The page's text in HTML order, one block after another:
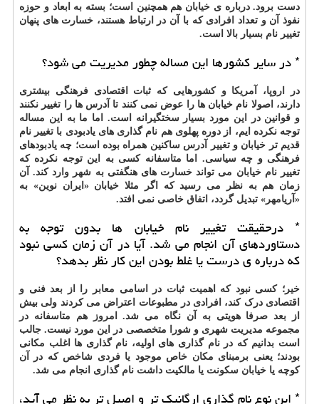
دست برود. درباره ی خیابان هم همچنین است؛ بسته به ابعاد و حوزه
نفوذ آن و تعداد افرادی که با آن در ارتباط هستند، خسارت های پنهان
تغییر نام بسیار بالا است.
* در سایر کشورها این مساله چطور مدیریت می شود؟
در اروپا، آمریکا و کشورهایی که ثبات اقتصادی فرهنگی بیشتری
دارند، اصولا نام خیابان ها را عوض نمی کنند تا آدرس ها را تغییر نکنند
و قوانین در این مورد بسیار سختگیرانه است. اما ما به این مساله
توجه نکرده ایم، از دوره پهلوی هم نام گذاری های یادبودی با تغییر نام
قدیم تر خیابان و تغییر آدرس ساکنین همراه بوده است؛ چه یادبودهای
فرهنگی و چه سیاسی. اما متاسفانه کسی به این توجه نکرده که
تغییر نام خیابان می تواند خسارت های هنگفتی به شهر وارد کند. آن
زمان هم به نظر می رسید که اگر مثلا خیابان «ایران نوین» به
«آریامهر» تبدیل گردد، اتفاق خاصی نمی افتد.
* درحقیقت تغییر نام خیابان ها بدون توجه به
دستاوردهای آن انجام می شد. آیا در آن زمان کسی نبود
که درباره ی درست یا غلط بودن این کار نظر بدهد؟
خیر؛ کسی نبود که اهمیت ثبات در اسامی معابر را از بعد فنی و
اقتصادی درک کند، افرادی در مطبوعات اعتراض می کردند ولی بیش
از بعد صرفا هویتی به آن نگاه می شد. امروز هم متاسفانه در
مجموعه مدیریت شهری و شورا متخصصی در این مورد نیست. جالب
است بدانیم که در نام گذاری های اولیه، نام گذاری ها اغلب مکانی
بودند؛ یعنی برمبنای مکان خاص موجود یا فردی شاخص که در آن
کوچه یا خیابان سکونت یا مالکیت داشت نام گذاری انجام می شد.
* این نوع نام گذاری ارگانیک تر و اصیل تر به نظر می آید،